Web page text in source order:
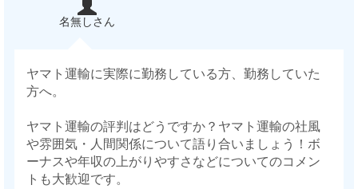
名無しさん
ヤマト運輸に実際に勤務している方、勤務していた
方へ。
ヤマト運輸の評判はどうですか？ヤマト運輸の社風
や雰囲気・人間関係について語り合いましょう！ボ
ーナスや年収の上がりやすさなどについてのコメン
トも大歓迎です。